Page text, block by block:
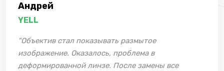
Андрей
YELL
"Объектив стал показывать размытое
изображение. Оказалось, проблема в
деформированной линзе. После замены все